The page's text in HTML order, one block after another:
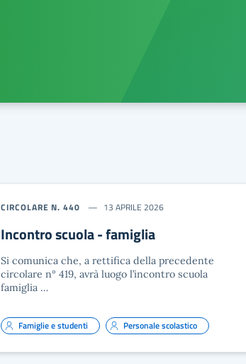
CIRCOLARE N. 440 13 APRILE 2026
Incontro scuola - famiglia
Si comunica che, a rettifica della precedente
circolare n° 419, avrà luogo l’incontro scuola
famiglia …
Famiglie e studenti Personale scolastico